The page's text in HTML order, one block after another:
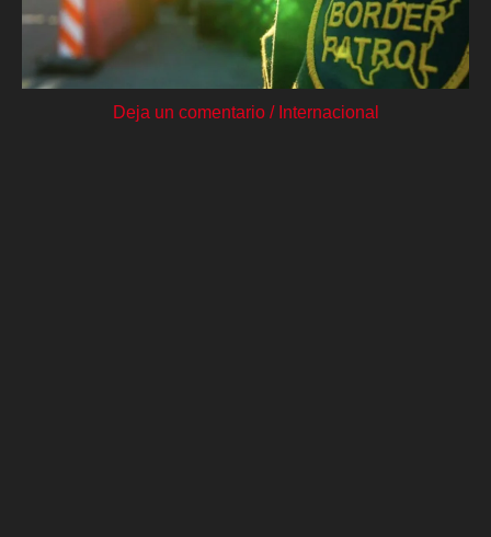
Deja un comentario / Internacional